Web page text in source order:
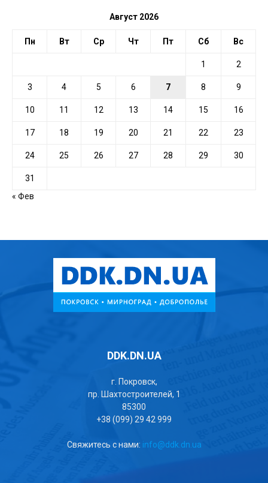
Август 2026
Пн Вт Ср Чт Пт Сб Вс
1 2
3 4 5 6 7 8 9
10 11 12 13 14 15 16
17 18 19 20 21 22 23
24 25 26 27 28 29 30
31
« Фев
DDK.DN.UA
г. Покровск,
пр. Шахтостроителей, 1
85300
+38 (099) 29 42 999
Свяжитесь с нами: info@ddk.dn.ua